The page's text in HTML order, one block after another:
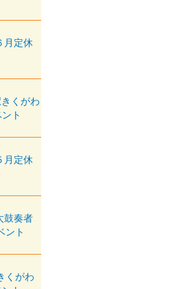
月定休
くがわ
ト
月定休
鼓奏者
ント
くがわ